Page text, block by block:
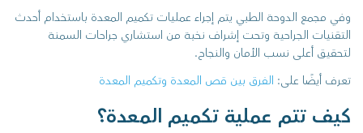
وفي مجمع الدوحة الطبي يتم إجراء عمليات تكميم المعدة باستخدام أحدث
التقنيات الجراحية وتحت إشراف نخبة من استشاري جراحات السمنة
لتحقيق أعلى نسب الأمان والنجاح.
تعرف أيضًا على: الفرق بين قص المعدة وتكميم المعدة
كيف تتم عملية تكميم المعدة؟